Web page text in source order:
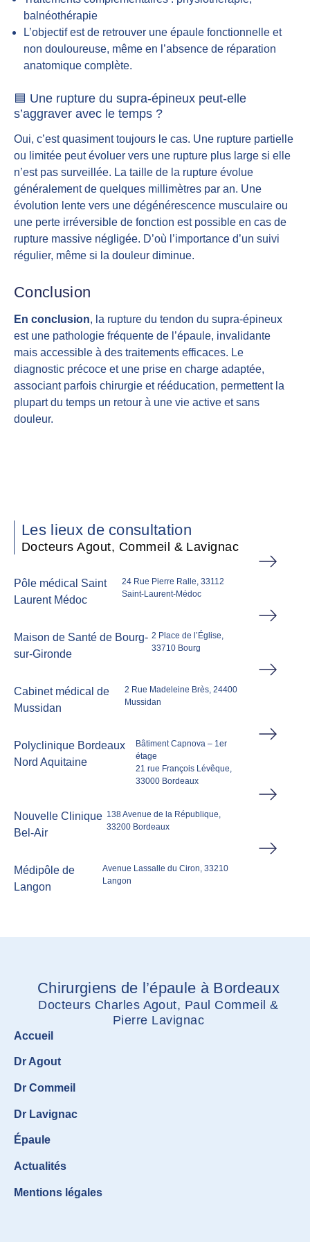
balnéothérapie
L’objectif est de retrouver une épaule fonctionnelle et
non douloureuse, même en l’absence de réparation
anatomique complète.
🟦 Une rupture du supra-épineux peut-elle
s’aggraver avec le temps ?
Oui, c’est quasiment toujours le cas. Une rupture partielle
ou limitée peut évoluer vers une rupture plus large si elle
n’est pas surveillée. La taille de la rupture évolue
généralement de quelques millimètres par an. Une
évolution lente vers une dégénérescence musculaire ou
une perte irréversible de fonction est possible en cas de
rupture massive négligée. D’où l’importance d’un suivi
régulier, même si la douleur diminue.
Conclusion
En conclusion, la rupture du tendon du supra-épineux
est une pathologie fréquente de l’épaule, invalidante
mais accessible à des traitements efficaces. Le
diagnostic précoce et une prise en charge adaptée,
associant parfois chirurgie et rééducation, permettent la
plupart du temps un retour à une vie active et sans
douleur.
Les lieux de consultation
Docteurs Agout, Commeil & Lavignac
Pôle médical Saint
Laurent Médoc
24 Rue Pierre Ralle, 33112
Saint-Laurent-Médoc
Maison de Santé de Bourg-
sur-Gironde
2 Place de l’Église,
33710 Bourg
Cabinet médical de
Mussidan
2 Rue Madeleine Brès, 24400
Mussidan
Polyclinique Bordeaux
Nord Aquitaine
Bâtiment Capnova – 1er
étage
21 rue François Lévêque,
33000 Bordeaux
Nouvelle Clinique
Bel-Air
138 Avenue de la République,
33200 Bordeaux
Médipôle de
Langon
Avenue Lassalle du Ciron, 33210
Langon
Chirurgiens de l’épaule à Bordeaux
Docteurs Charles Agout, Paul Commeil &
Pierre Lavignac
Accueil
Dr Agout
Dr Commeil
Dr Lavignac
Épaule
Actualités
Mentions légales